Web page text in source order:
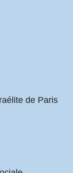
de Paris